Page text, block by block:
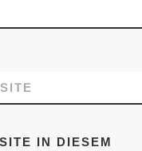
IN DIESEM